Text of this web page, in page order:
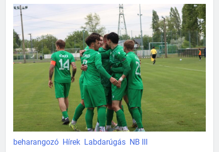
beharangozó Hírek Labdarúgás NB III